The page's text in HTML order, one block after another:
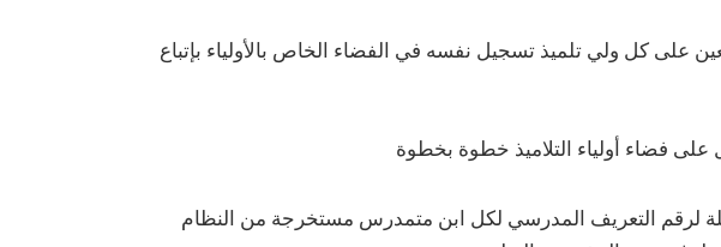
على كل ولي تلميذ تسجيل نفسه في الفضاء الخاص بالأولياء بإتباع
فضاء أولياء التلاميذ خطوة بخطوة
لرقم التعريف المدرسي لكل ابن متمدرس مستخرجة من النظام